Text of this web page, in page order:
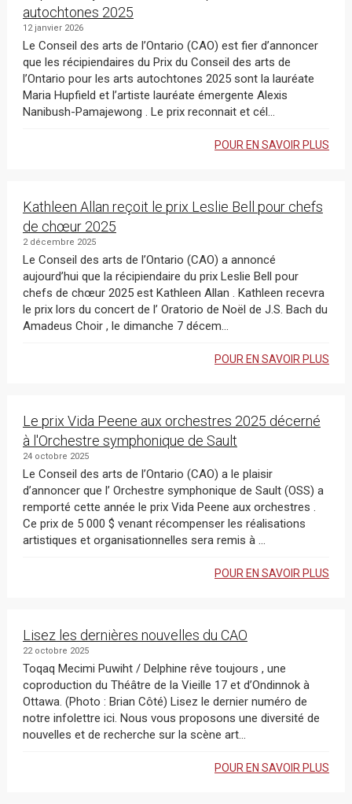
autochtones 2025
12 janvier 2026
Le Conseil des arts de l’Ontario (CAO) est fier d’annoncer
que les récipiendaires du Prix du Conseil des arts de
l’Ontario pour les arts autochtones 2025 sont la lauréate
Maria Hupfield et l’artiste lauréate émergente Alexis
Nanibush-Pamajewong . Le prix reconnait et cél...
POUR EN SAVOIR PLUS
Kathleen Allan reçoit le prix Leslie Bell pour chefs
de chœur 2025
2 décembre 2025
Le Conseil des arts de l’Ontario (CAO) a annoncé
aujourd’hui que la récipiendaire du prix Leslie Bell pour
chefs de chœur 2025 est Kathleen Allan . Kathleen recevra
le prix lors du concert de l’ Oratorio de Noël de J.S. Bach du
Amadeus Choir , le dimanche 7 décem...
POUR EN SAVOIR PLUS
Le prix Vida Peene aux orchestres 2025 décerné
à l'Orchestre symphonique de Sault
24 octobre 2025
Le Conseil des arts de l’Ontario (CAO) a le plaisir
d’annoncer que l’ Orchestre symphonique de Sault (OSS) a
remporté cette année le prix Vida Peene aux orchestres .
Ce prix de 5 000 $ venant récompenser les réalisations
artistiques et organisationnelles sera remis à ...
POUR EN SAVOIR PLUS
Lisez les dernières nouvelles du CAO
22 octobre 2025
Toqaq Mecimi Puwiht / Delphine rêve toujours , une
coproduction du Théâtre de la Vieille 17 et d’Ondinnok à
Ottawa. (Photo : Brian Côté) Lisez le dernier numéro de
notre infolettre ici. Nous vous proposons une diversité de
nouvelles et de recherche sur la scène art...
POUR EN SAVOIR PLUS